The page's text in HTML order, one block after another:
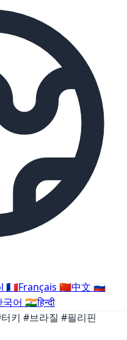
🇫🇷Français 🇨🇳中文 🇷🇺
국어 🇮🇳हिन्दी
키 #브라질 #필리핀